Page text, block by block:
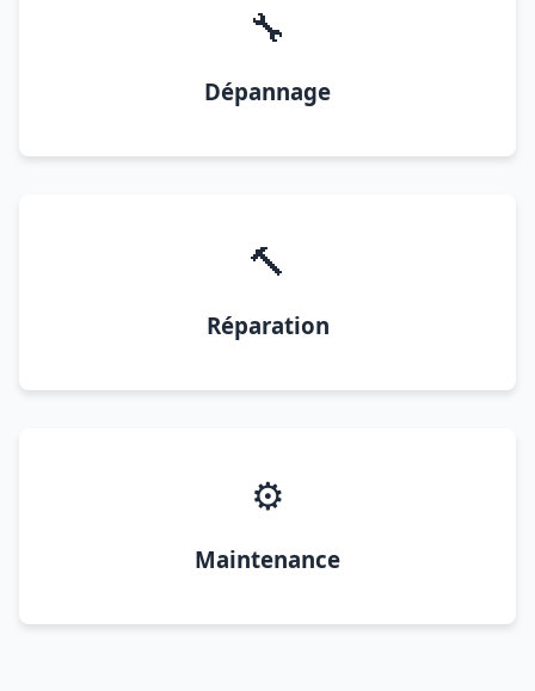
🔧
Dépannage
🔨
Réparation
⚙️
Maintenance